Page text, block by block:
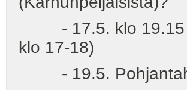
- 17.5. klo 19.15
klo 17-18)
- 19.5.